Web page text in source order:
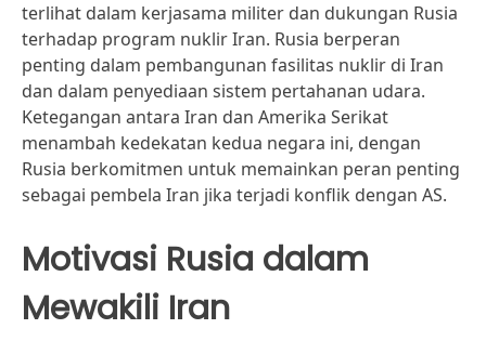
terlihat dalam kerjasama militer dan dukungan Rusia
terhadap program nuklir Iran. Rusia berperan
penting dalam pembangunan fasilitas nuklir di Iran
dan dalam penyediaan sistem pertahanan udara.
Ketegangan antara Iran dan Amerika Serikat
menambah kedekatan kedua negara ini, dengan
Rusia berkomitmen untuk memainkan peran penting
sebagai pembela Iran jika terjadi konflik dengan AS.
Motivasi Rusia dalam
Mewakili Iran